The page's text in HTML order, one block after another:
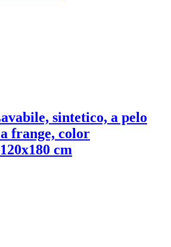
sintetico, a pelo
frange, color
cm